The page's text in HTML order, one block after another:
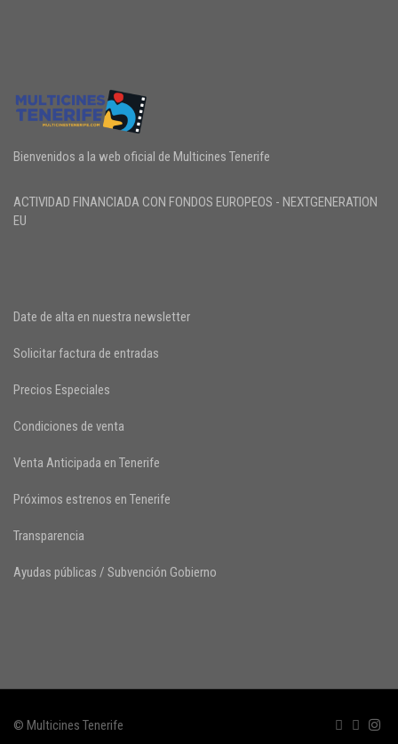
Bienvenidos a la web oficial de Multicines Tenerife
ACTIVIDAD FINANCIADA CON FONDOS EUROPEOS - NEXTGENERATION
EU
Date de alta en nuestra newsletter
Solicitar factura de entradas
Precios Especiales
Condiciones de venta
Venta Anticipada en Tenerife
Próximos estrenos en Tenerife
Transparencia
Ayudas públicas / Subvención Gobierno
© Multicines Tenerife